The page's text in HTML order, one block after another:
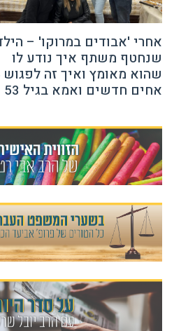
אחרי 'אבודים במרוקו' –
שנחטף משתף איך נודע לו
אחים חדשים ואמא בגיל 53